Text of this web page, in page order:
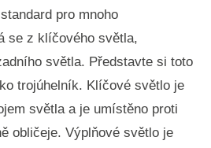
pro mnoho
se z klíčového světla,
světla. Představte si toto
trojúhelník. Klíčové světlo je
světla a je umístěno proti
obličeje. Výplňové světlo je